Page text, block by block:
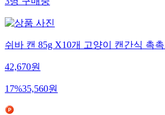
3명구매중
쉬바 캔 85g X10개 고양이 캔간식 촉
42,670원
17%35,560원